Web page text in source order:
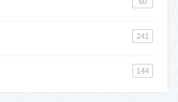
241
144